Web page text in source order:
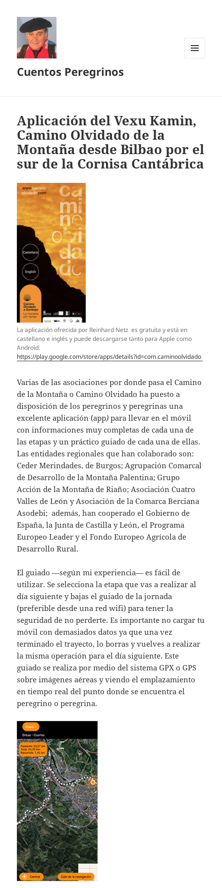
Cuentos Peregrinos
Aplicación del Vexu Kamin,
Camino Olvidado de la
Montaña desde Bilbao por el
sur de la Cornisa Cantábrica
La aplicación ofrecida por Reinhard Netz es gratuita y está en
castellano e inglés y puede descargarse tanto para Apple como
Android:
https://play.google.com/store/apps/details?id=com.caminoolvidado
Varias de las asociaciones por donde pasa el Camino
de la Montaña o Camino Olvidado ha puesto a
disposición de los peregrinos y peregrinas una
excelente aplicación (app)para llevar en el móvil
con informaciones muy completas de cada una de
las etapas y un práctico guiado de cada una de ellas.
Las entidades regionales que han colaborado son:
Ceder Merindades, de Burgos; Agrupación Comarcal
de Desarrollo de la Montaña Palentina; Grupo
Acción de la Montaña de Riaño; Asociación Cuatro
Valles de León y Asociación de la Comarca Berciana
Asodebi; además, han cooperado el Gobierno de
España, la Junta de Castilla y León, el Programa
Europeo Leader y el Fondo Europeo Agrícola de
Desarrollo Rural.
El guiado —según mi experiencia— es fácil de
utilizar. Se selecciona la etapa que vas a realizar al
día siguiente y bajas el guiado de la jornada
(preferible desde una red wifi) para tener la
seguridad de no perderte. Es importante no cargar tu
móvil con demasiados datos ya que una vez
terminado el trayecto, lo borras y vuelves a realizar
la misma operación para el día siguiente. Este
guiado se realiza por medio del sistema GPX o GPS
sobre imágenes aéreas y viendo el emplazamiento
en tiempo real del punto donde se encuentra el
peregrino o peregrina.